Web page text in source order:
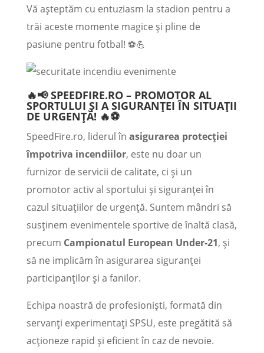
Vă așteptăm cu entuziasm la stadion pentru a
trăi aceste momente magice și pline de
pasiune pentru fotbal! ⚽💪
🔥📢 SPEEDFIRE.RO – PROMOTOR AL
SPORTULUI ȘI A SIGURANȚEI ÎN SITUAȚII
DE URGENȚĂ! 🔥⚽
SpeedFire.ro, liderul în asigurarea protecției
împotriva incendiilor, este nu doar un
furnizor de servicii de calitate, ci și un
promotor activ al sportului și siguranței în
cazul situațiilor de urgență. Suntem mândri să
susținem evenimentele sportive de înaltă clasă,
precum Campionatul European Under-21, și
să ne implicăm în asigurarea siguranței
participanților și a fanilor.
Echipa noastră de profesioniști, formată din
servanți experimentați SPSU, este pregătită să
acționeze rapid și eficient în caz de nevoie.